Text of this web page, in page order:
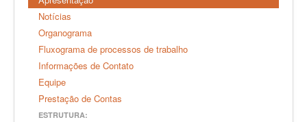
DAI
Arquivo Geral
Notícias
Organograma
Fluxograma de processos de trabalho
Informações de Contato
Equipe
Prestação de Contas
ESTRUTURA: